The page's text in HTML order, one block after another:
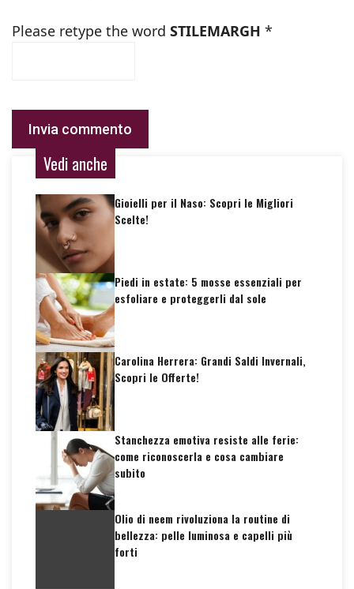
Please retype the word STILEMARGH *
Vedi anche
Gioielli per il Naso: Scopri le Migliori
Scelte!
Piedi in estate: 5 mosse essenziali per
esfoliare e proteggerli dal sole
Carolina Herrera: Grandi Saldi Invernali,
Scopri le Offerte!
Stanchezza emotiva resiste alle ferie:
come riconoscerla e cosa cambiare
subito
Olio di neem rivoluziona la routine di
bellezza: pelle luminosa e capelli più
forti